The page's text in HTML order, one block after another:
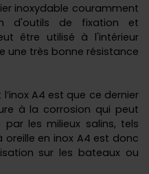
inoxydable couramment
d'outils de fixation et
être utilisé à l'intérieur
une très bonne résistance
A4 est que ce dernier
à la corrosion qui peut
les milieux salins, tels
oreille en inox A4 est donc
sur les bateaux ou